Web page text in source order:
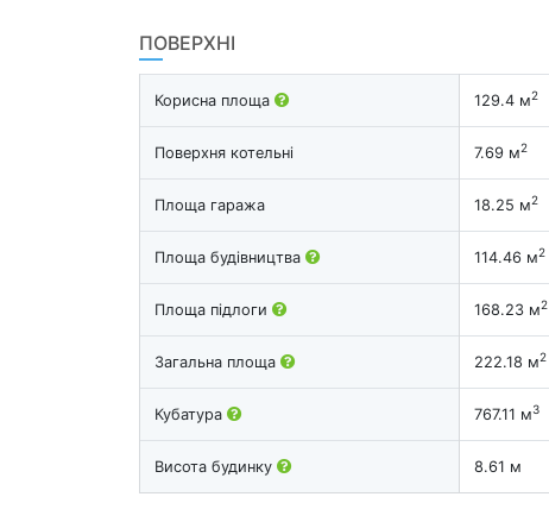
ПОВЕРХНІ
Корисна площа 129.4 м2
Поверхня котельні 7.69 м2
Площа гаража 18.25 м2
Площа будівництва 114.46 м2
Площа підлоги 168.23 м2
Загальна площа 222.18 м2
Кубатура 767.11 м3
Висота будинку 8.61 м